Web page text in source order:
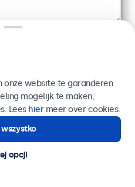
Full HD
C, VGA
ścienny
Dodaj do koszyka
22 397 04 43
website te garanderen
mogelijk te maken,
Lees hiermeer over cookies.
opcji